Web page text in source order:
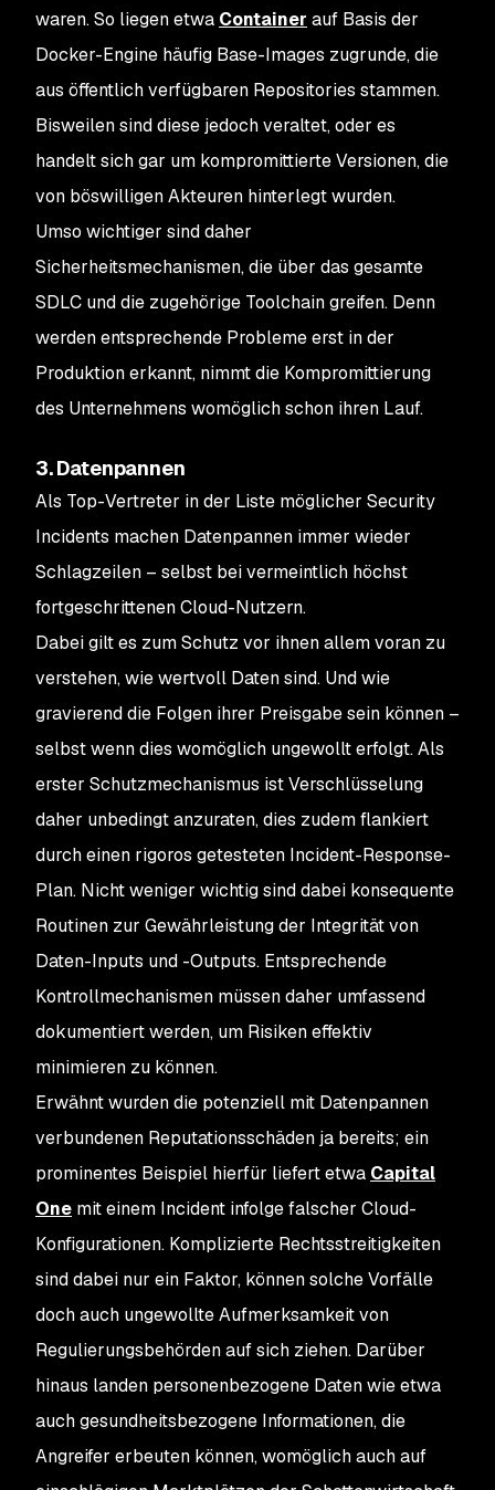
waren. So liegen etwa Container auf Basis der
Docker-Engine häufig Base-Images zugrunde, die
aus öffentlich verfügbaren Repositories stammen.
Bisweilen sind diese jedoch veraltet, oder es
handelt sich gar um kompromittierte Versionen, die
von böswilligen Akteuren hinterlegt wurden.
Umso wichtiger sind daher
Sicherheitsmechanismen, die über das gesamte
SDLC und die zugehörige Toolchain greifen. Denn
werden entsprechende Probleme erst in der
Produktion erkannt, nimmt die Kompromittierung
des Unternehmens womöglich schon ihren Lauf.
3. Datenpannen
Als Top-Vertreter in der Liste möglicher Security
Incidents machen Datenpannen immer wieder
Schlagzeilen – selbst bei vermeintlich höchst
fortgeschrittenen Cloud-Nutzern.
Dabei gilt es zum Schutz vor ihnen allem voran zu
verstehen, wie wertvoll Daten sind. Und wie
gravierend die Folgen ihrer Preisgabe sein können –
selbst wenn dies womöglich ungewollt erfolgt. Als
erster Schutzmechanismus ist Verschlüsselung
daher unbedingt anzuraten, dies zudem flankiert
durch einen rigoros getesteten Incident-Response-
Plan. Nicht weniger wichtig sind dabei konsequente
Routinen zur Gewährleistung der Integrität von
Daten-Inputs und -Outputs. Entsprechende
Kontrollmechanismen müssen daher umfassend
dokumentiert werden, um Risiken effektiv
minimieren zu können.
Erwähnt wurden die potenziell mit Datenpannen
verbundenen Reputationsschäden ja bereits; ein
prominentes Beispiel hierfür liefert etwa Capital
One mit einem Incident infolge falscher Cloud-
Konfigurationen. Komplizierte Rechtsstreitigkeiten
sind dabei nur ein Faktor, können solche Vorfälle
doch auch ungewollte Aufmerksamkeit von
Regulierungsbehörden auf sich ziehen. Darüber
hinaus landen personenbezogene Daten wie etwa
auch gesundheitsbezogene Informationen, die
Angreifer erbeuten können, womöglich auch auf